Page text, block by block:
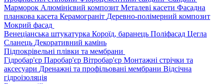
Марморок Алюмінієвий композит Металеві касети Фасадна
планкова касета Керамограніт Деревно-полімерний композит
Мокрий фасад
Венеціанська штукатурка Короїд, баранець Поліфасад Цегла
Сланець Декоративний камінь
Підпокрівельні плівки та мембрани
Гідробар'єр Паробар'єр Вітробар'єр Монтажні стрічки та
аксесуари Дренажні та профільовані мембрани Відсічна
гідроізоляція